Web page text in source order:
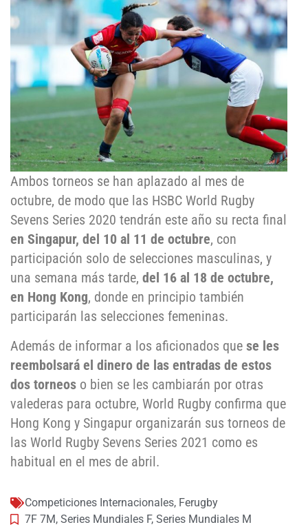
Ambos torneos se han aplazado al mes de
octubre, de modo que las HSBC World Rugby
Sevens Series 2020 tendrán este año su recta final
en Singapur, del 10 al 11 de octubre, con
participación solo de selecciones masculinas, y
una semana más tarde, del 16 al 18 de octubre,
en Hong Kong, donde en principio también
participarán las selecciones femeninas.
Además de informar a los aficionados que se les
reembolsará el dinero de las entradas de estos
dos torneos o bien se les cambiarán por otras
valederas para octubre, World Rugby confirma que
Hong Kong y Singapur organizarán sus torneos de
las World Rugby Sevens Series 2021 como es
habitual en el mes de abril.
Competiciones Internacionales, Ferugby
7F 7M, Series Mundiales F, Series Mundiales M